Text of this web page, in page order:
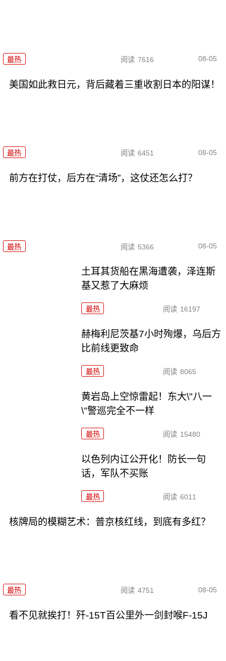
最热 阅读 7616 08-05
美国如此救日元，背后藏着三重收割日本的阳谋！
最热 阅读 6451 08-05
前方在打仗，后方在“清场”，这仗还怎么打？
最热 阅读 5366 08-05
土耳其货船在黑海遭袭，泽连斯
基又惹了大麻烦
最热 阅读 16197
赫梅利尼茨基7小时殉爆，乌后方
比前线更致命
最热 阅读 8065
黄岩岛上空惊雷起！东大\"八一
\"警巡完全不一样
最热 阅读 15480
以色列内讧公开化！防长一句
话，军队不买账
最热 阅读 6011
核牌局的模糊艺术：普京核红线，到底有多红？
最热 阅读 4751 08-05
看不见就挨打！歼-15T百公里外一剑封喉F-15J